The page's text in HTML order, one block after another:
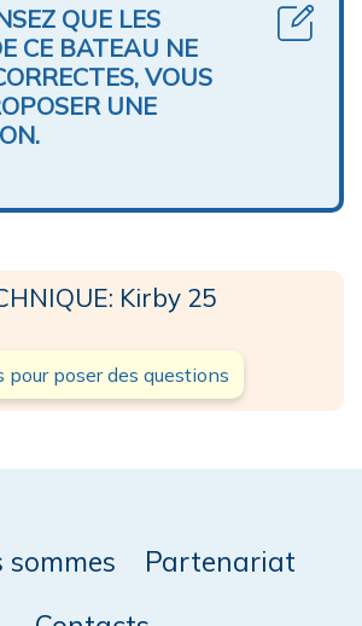
QUE LES
CE BATEAU NE
VOUS
UNE
Kirby 25
pour poser des questions
sommes
Partenariat